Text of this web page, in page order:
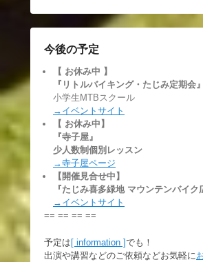
今後の予定
【 お休み中 】
『リトルバイキング・たじみ定期会』
小学生MTBスクール
→イベントサイト
【 お休み中】
『寺子屋』
少人数制個別レッスン
→寺子屋ページ
【開催見合せ中】
『たじみ喜多緑地 マウンテンバイク
→イベントサイト
== == == ==
予定は [ information ]でも！
出演や講習などのご依頼などお気軽に